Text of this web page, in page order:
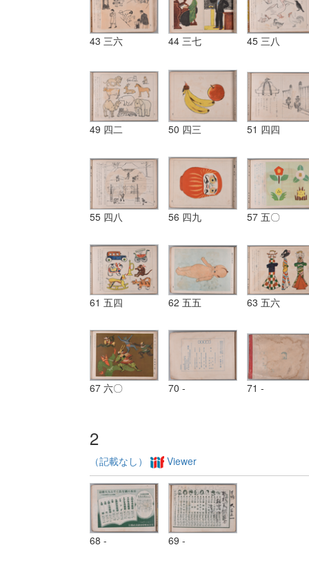
43 三六 44 三七 45 三八
49 四二 50 四三 51 四四
55 四八 56 四九 57 五〇
61 五四 62 五五 63 五六
67 六〇 70 - 71 -
2
（記載なし） Viewer
68 - 69 -